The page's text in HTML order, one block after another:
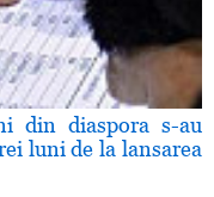
din diaspora s-au
luni de la lansarea